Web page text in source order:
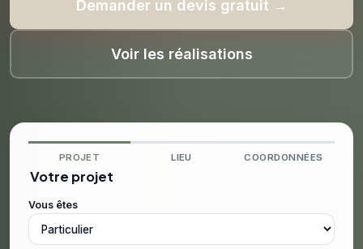
Demander un devis gratuit →
Voir les réalisations
PROJET LIEU COORDONNÉES
Votre projet
Vous êtes